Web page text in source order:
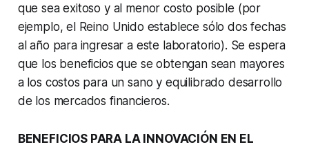
que sea exitoso y al menor costo posible (por
ejemplo, el Reino Unido establece sólo dos fechas
al año para ingresar a este laboratorio). Se espera
que los beneficios que se obtengan sean mayores
a los costos para un sano y equilibrado desarrollo
de los mercados financieros.
BENEFICIOS PARA LA INNOVACIÓN EN EL